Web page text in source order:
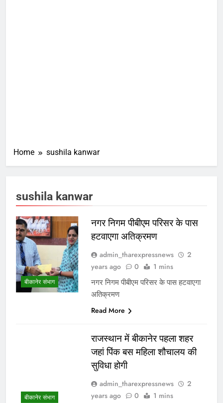
Home sushila kanwar
sushila kanwar
बीकानेर संभाग
नगर निगम पीबीएम परिसर के पास
हटवाएगा अतिक्रमण
admin_tharexpressnews
2
years ago
0 1 mins
नगर निगम पीबीएम परिसर के पास हटवाएगा
अतिक्रमण
Read More
बीकानेर संभाग
राजस्थान में बीकानेर पहला शहर
जहां पिंक बस महिला शौचालय की
सुविधा होगी
admin_tharexpressnews
2
years ago
0 1 mins